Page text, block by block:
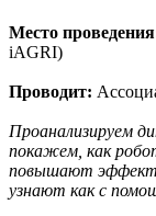
Место
iAGRI)
Проводит:
Проанализируем
покажем, как
повышают
узнают как с